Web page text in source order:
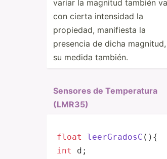
variar la magnitud también
con cierta intensidad la
propiedad, manifiesta la
presencia de dicha
su medida también.
Sensores de Temper­atura
(LMR35)
float leerGradosC ()
int